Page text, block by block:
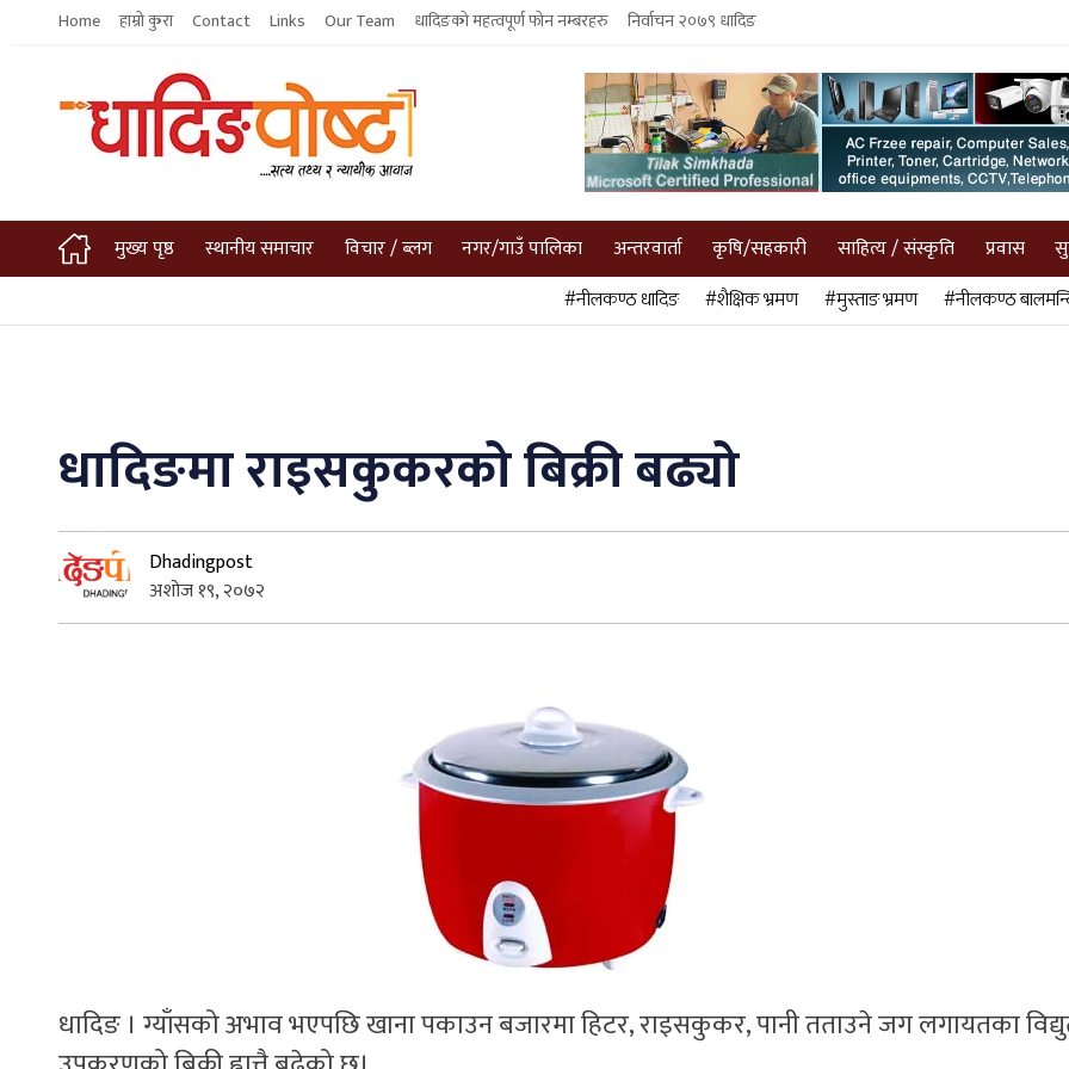
Home हाम्रो कुरा Contact Links Our Team धादिङको महत्वपूर्ण फोन नम्बरहरु निर्वाचन २०७९ धादिङ
मुख्य पृष्ठ स्थानीय समाचार विचार / ब्लग नगर/गाउँ पालिका अन्तरवार्ता कृषि/सहकारी साहित्य / संस्कृति प्रवास
#नीलकण्ठ धादिङ
#शैक्षिक भ्रमण #मुस्ताङ भ्रमण #नीलकण्ठ
धादिङमा राइसकुकरको बिक्री बढ्यो
Dhadingpost
अशोज १९, २०७२
धादिङ । ग्याँसको अभाव भएपछि खाना पकाउन बजारमा हिटर, राइसकुकर, पानी तताउने जग लगायतका